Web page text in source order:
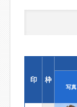
印 枠
写真